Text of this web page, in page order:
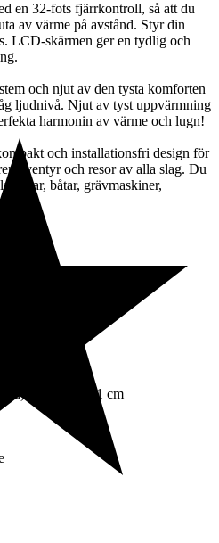
en 32-fots fjärrkontroll, så att du
av värme på avstånd. Styr din
LCD-skärmen ger en tydlig och
och njut av den tysta komforten
ljudnivå. Njut av tyst uppvärmning
harmonin av värme och lugn!
och installationsfri design för
äventyr och resor av alla slag. Du
båtar, grävmaskiner,
36°C
38 x 15 x 41 cm